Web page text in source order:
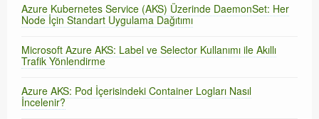
Azure Kubernetes Service (AKS) Üzerinde DaemonSet: Her
Node İçin Standart Uygulama Dağıtımı
Microsoft Azure AKS: Label ve Selector Kullanımı ile Akıllı
Trafik Yönlendirme
Azure AKS: Pod İçerisindeki Container Logları Nasıl
İncelenir?